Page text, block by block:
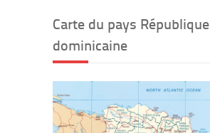
Carte du pays République
dominicaine